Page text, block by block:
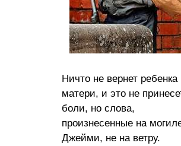
Ничто не вернет ребенка
матери, и это не
боли, но слова,
произнесенные на
Джейми, не на ветру.